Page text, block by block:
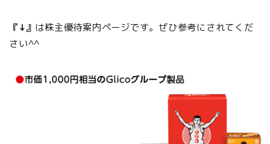
『↓』 は株主優待案内ページです。ぜひ参考にされてくだ
さい^^